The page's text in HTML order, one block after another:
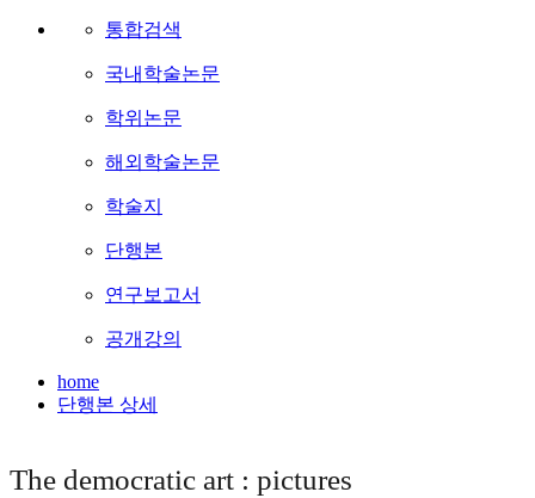
통합검색
국내학술논문
학위논문
해외학술논문
학술지
단행본
연구보고서
공개강의
home
단행본 상세
The democratic art : pictures